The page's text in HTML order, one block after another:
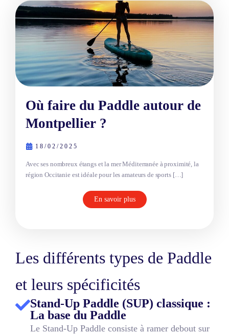
Où faire du Paddle autour de
Montpellier ?
18/02/2025
Avec ses nombreux étangs et la mer Méditerranée à proximité, la
région Occitanie est idéale pour les amateurs de sports […]
En savoir plus
Les différents types de Paddle
et leurs spécificités
Stand-Up Paddle (SUP) classique :
La base du Paddle
Le Stand-Up Paddle consiste à ramer debout sur